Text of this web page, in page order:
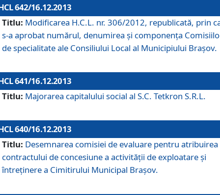
642/16.12.2013
Titlu: Modificarea H.C.L. nr. 306/2012, republicată, prin
s-a aprobat numărul, denumirea şi componenţa
de specialitate ale Consiliului Local al Municipiului Braşov.
641/16.12.2013
Titlu: Majorarea capitalului social al S.C. Tetkron S.R.L.
640/16.12.2013
Titlu: Desemnarea comisiei de evaluare pentru atribuirea
contractului de concesiune a activităţii de exploatare şi
întreţinere a Cimitirului Municipal Braşov.